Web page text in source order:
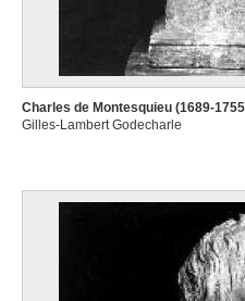
Charles de Montesquieu (1689-
Gilles-Lambert Godecharle